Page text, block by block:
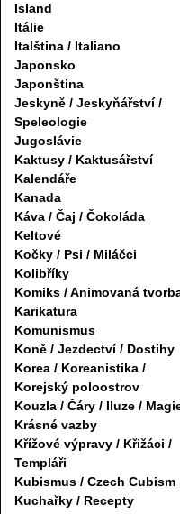
Island
Itálie
Italština / Italiano
Japonsko
Japonština
Jeskyně / Jeskyňářství /
Speleologie
Jugoslávie
Kaktusy / Kaktusářství
Kalendáře
Kanada
Káva / Čaj / Čokoláda
Keltové
Kočky / Psi / Miláčci
Kolibříky
Komiks / Animovaná
Karikatura
Komunismus
Koně / Jezdectví / Dostihy
Korea / Koreanistika /
Korejský poloostrov
Kouzla / Čáry / Iluze /
Krásné vazby
Křížové výpravy / Křižáci /
Templáři
Kubismus / Czech Cubism
Kuchařky / Recepty